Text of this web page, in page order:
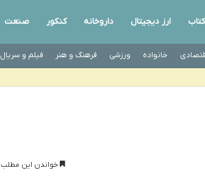
کتاب ارز دیجیتال داروخانه کنکور صنعت
خانواده ورزشی فرهنگ و هنر فیلم و سریال
خواندن این مطلب 6 دقیقه زمان میبرد